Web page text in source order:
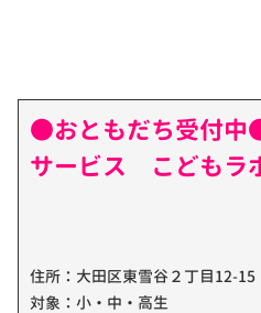
●おともだち受付
サービス こどもラ
住所：大田区東雪谷２丁目12-15
対象：小・中・高生